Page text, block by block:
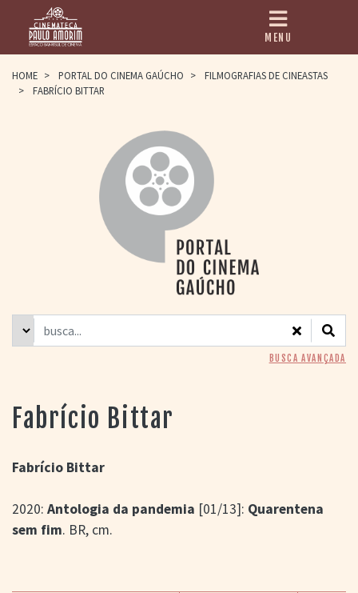
HOME
PAULO AMORIM
> HOMENAGEADOS
> EQUIPE
> ASSOCIAÇÃO DOS
> BIBLIOTECA
ROMEU GRIMALDI
> GRADE SEMANAL
> PREÇOS E
DESCONTOS
PORTAL DO
CINEMA GAÚCHO
> BUSCA AVANÇADA
> FILMOGRAFIAS DE
CINEASTAS
> DISCOGRAFIAS
MENU
HOME > PORTAL DO CINEMA GAÚCHO >
FILMOGRAFIAS DE CINEASTAS
>
FABRÍCIO BITTAR
BUSCA AVANÇADA
Fabrício Bittar
Fabrício Bittar
2020: Antologia da pandemia [01/13]: Quarentena
sem fim. BR, cm.